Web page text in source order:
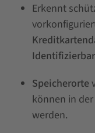
Erkennt
Speicherorte
können in
werden.